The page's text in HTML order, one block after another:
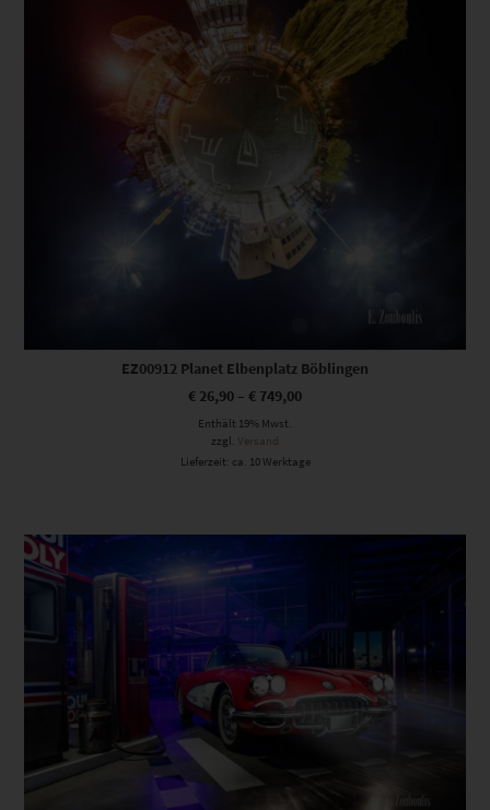
EZ00912 Planet Elbenplatz Böblingen
€ 26,90 – € 749,00
Enthält 19% Mwst.
zzgl. Versand
Lieferzeit: ca. 10 Werktage
Dieses Produkt weist mehrere Varianten auf. Die Optionen können auf der Produktseite gewählt werden